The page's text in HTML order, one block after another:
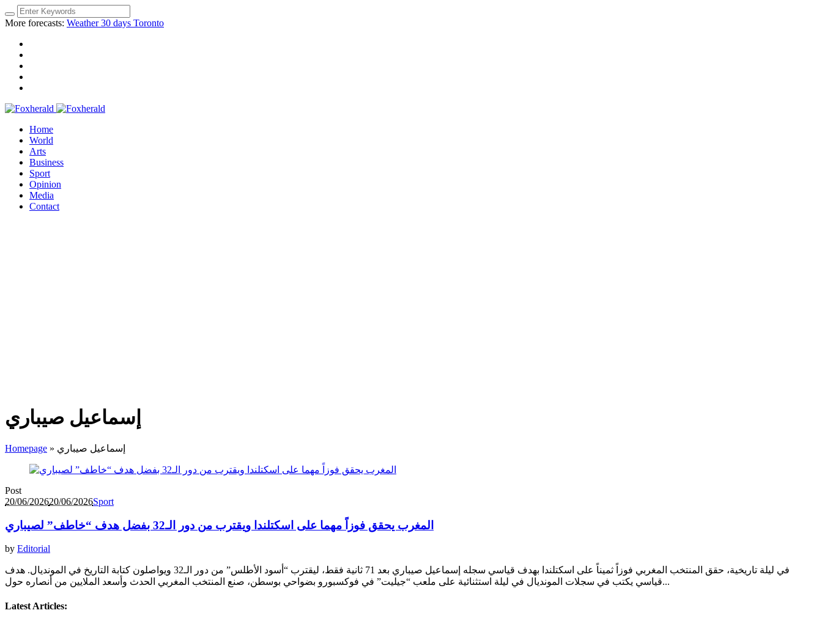
More forecasts: Weather 30 days Toronto
Home
World
Arts
Business
Sport
Opinion
Media
Contact
إسماعيل صيباري
Homepage » إسماعيل صيباري
Post
20/06/202620/06/2026Sport
المغرب يحقق فوزاً مهما على اسكتلندا ويقترب من دور الـ32 بفضل هدف “خاطف” لصيباري
by Editorial
في ليلة تاريخية، حقق المنتخب المغربي فوزاً ثميناً على اسكتلندا بهدف قياسي سجله إسماعيل صيباري بعد 71 ثانية فقط، ليقترب “أسود الأطلس” من دور الـ32 ويواصلون كتابة التاريخ في المونديال. هدف
قياسي يكتب في سجلات المونديال في ليلة استثنائية على ملعب “جيليت” في فوكسبورو بضواحي بوسطن، صنع المنتخب المغربي الحدث وأسعد الملايين من أنصاره حول...
Latest Articles: